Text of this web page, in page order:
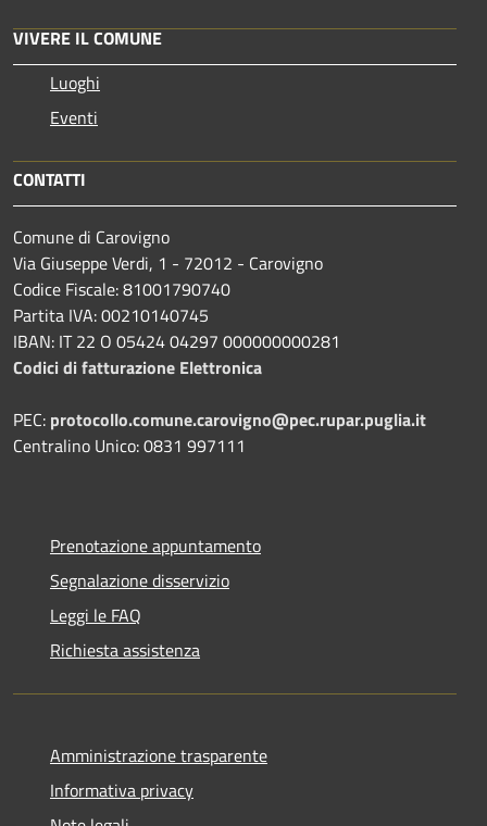
VIVERE IL COMUNE
Luoghi
Eventi
CONTATTI
Comune di Carovigno
Via Giuseppe Verdi, 1 - 72012 - Carovigno
Codice Fiscale: 81001790740
Partita IVA: 00210140745
IBAN: IT 22 O 05424 04297 000000000281
Codici di fatturazione Elettronica
PEC: protocollo.comune.carovigno@pec.rupar.puglia.it
Centralino Unico: 0831 997111
Prenotazione appuntamento
Segnalazione disservizio
Leggi le FAQ
Richiesta assistenza
Amministrazione trasparente
Informativa privacy